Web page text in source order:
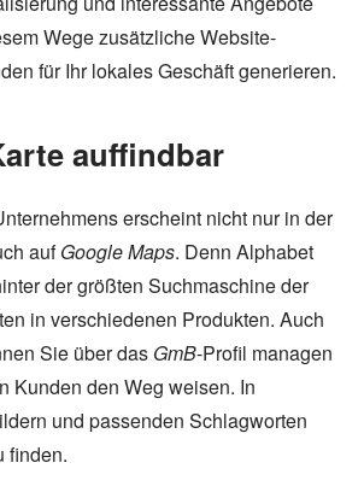
Wege zusätzliche Website-
für Ihr lokales Geschäft generieren.
auffindbar
erscheint nicht nur in der
aufGoogle Maps. Denn Alphabet
der größten Suchmaschine der
in verschiedenen Produkten. Auch
Sie über das GmB-Profil managen
Kunden den Weg weisen. In
und passenden Schlagworten
finden.